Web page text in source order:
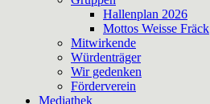
Hallenplan 2026
Mottos Weisse Fräck
Mitwirkende
Würdenträger
Wir gedenken
Förderverein
Mediathek